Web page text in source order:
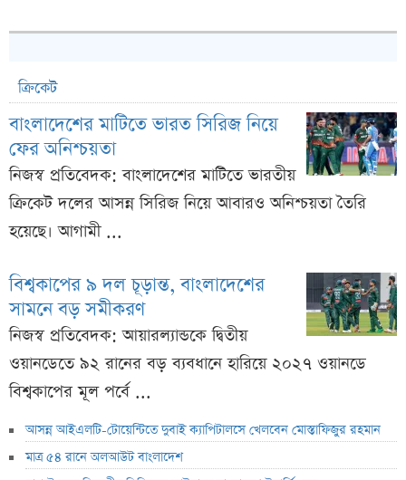
ক্রিকেট
বাংলাদেশের মাটিতে ভারত সিরিজ নিয়ে
ফের অনিশ্চয়তা
নিজস্ব প্রতিবেদক: বাংলাদেশের মাটিতে ভারতীয়
ক্রিকেট দলের আসন্ন সিরিজ নিয়ে আবারও অনিশ্চয়তা তৈরি
হয়েছে। আগামী ...
বিশ্বকাপের ৯ দল চূড়ান্ত, বাংলাদেশের
সামনে বড় সমীকরণ
নিজস্ব প্রতিবেদক: আয়ারল্যান্ডকে দ্বিতীয়
ওয়ানডেতে ৯২ রানের বড় ব্যবধানে হারিয়ে ২০২৭ ওয়ানডে
বিশ্বকাপের মূল পর্বে ...
আসন্ন আইএলটি-টোয়েন্টিতে দুবাই ক্যাপিটালসে খেলবেন মোস্তাফিজুর রহমান
মাত্র ৫৪ রানে অলআউট বাংলাদেশ